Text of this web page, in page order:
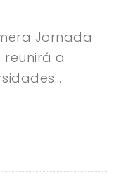
Jornada
reunirá a